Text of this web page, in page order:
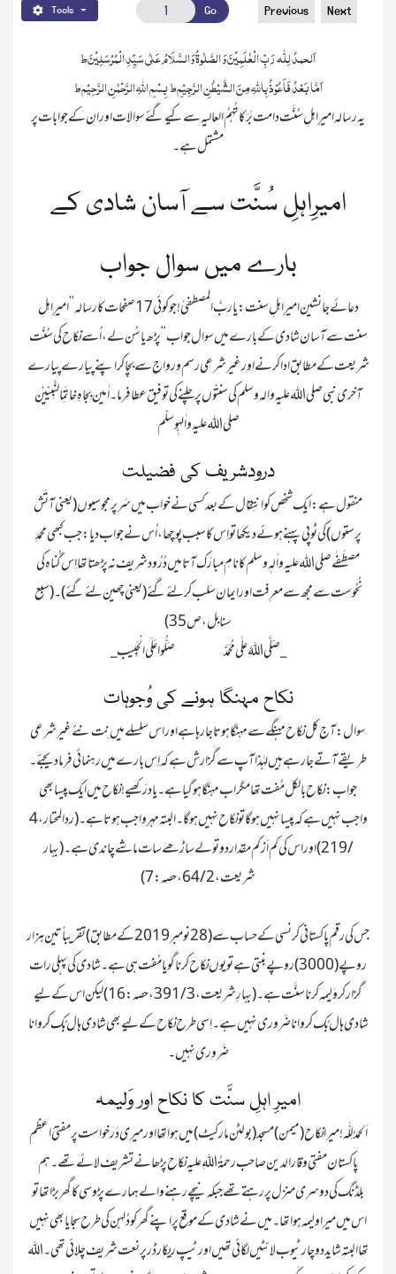
Tools Go Previous Next
اَلحمدُ لِلّٰہ رَبِّ الْعٰلَمِیْنَ وَ الصَّلٰوۃُ وَالسَّلَامُ عَلٰی سَیِّدِ الْمُرْسَلِیْنَ ط
اَمَّا بَعْدُ فَاَعُوْذُ بِاللّٰہِ مِنَ الشَّیْطٰنِ الرَّجِیْمِ ط بِسْمِ اللہِ الرَّحْمٰنِ الرَّ حِیْم ط
یہ رسالہ امیرِ اہلِ سُنَّت دامت بَرَکاتُہمُ العالیہ سے کیے گئے سوالات اور ان کے جوابات پر
امیرِاہلِ سُنَّت سے آسان شادی کے
بارے میں سوال جواب
دعائے جانشین امیرِاہلِ سنت : یاربَّ المصطفیٰ !جوکوئی 17صفحات کا رسالہ’’ امیرِاہلِ
سنت سے آسان شادی کے بارے میں سوال جواب‘‘ پڑھ یاسُن لے ، اُسےنکاح کی سُنّت
شریعت کے مطابق ادا کرنے اورغیرشرعی رسم ورواج سے بچا کر اپنے پیارے پیارے
آخری نبی صلی اللہ علیہ والہ وسلم کی سنتّوں پر چلنے کی توفیق عطافرما ۔ اٰمین بِجاہِ خاتَمِْالنَّبِیّیْن
صلی اللہ علیه واٰلهٖوسلّم
درودشریف کی فضیلت
منقول ہے : ایک شخص کو انتِقال کے بعد کسی نے خواب میں سَر پر مجوسیوں(یعنی آتَش
پرستوں) کی ٹوپی پہنے ہوئے دیکھا تو اِس کا سبب پوچھا ، اُس نے جواب دیا : جب کبھی محمدِ
مصطَفٰے صلی اللہ علیہ واٰلہٖ وسلم کانامِ مبارَک آتا میں دُرُود شریف نہ پڑھتا تھا اِس گُناہ کی
نُحُوست سے مجھ سے معرِفت اور ایمان سَلب کرلئے گئے(یعنی چھین لئے گئے)۔ (سبع
سنابل ، ص35)
صَلُّوا عَلَی الْحَبِیب _
_صَلَّی اللهُ علٰی مُحَمَّد
نکاح مہنگا ہونے کی وُجوہات
سوال : آج کل نکاح مہنگے سے مہنگا ہوتا جا رہا ہے اور اس سلسلے میں نِت نئے غیر شرعی
جواب : نکاح بالکل مُفت تھا مگر اب مہنگا ہو گیا ہے ۔ یاد رَکھیے!نکاح میں ایک پیسا بھی
واجب نہیں ہے کہ پیسا نہیں ہو گا تو نکاح نہیں ہو گا۔ البتہ مہر واجب ہوتا ہے۔ (رد المحتار ، 4
/ 219) اور اس کی کم اَز کم مقدار دو تولے ساڑھے سات ماشے چاندی ہے۔ (بہار
جس کی رقم پاکستانی کرنسی کے حساب سے(28نومبر 2019کے مطابق) تقریباً تین ہزار
روپے (3000) روپے بنتی ہے تو یوں نکاح کرنا گویا مُفت ہی ہے۔ شادی کی پہلی رات
گزار کر وَلیمہ کرنا سنَّت ہے۔ (بہارِ شریعت ، 3 / 391 ، حصہ : 16)لیکن اس کے لیے
شادی ہال بُک کروانا ضَروری نہیں ہے۔ اِسی طرح نکاح کے لیے بھی شادی ہال بُک کروانا
ضَروری نہیں ۔
امیرِ اہلِ سنَّت کا نکاح اور وَلیمہ
اَلحمدُ لِلّٰہ!میرا نکاح (میمن)مسجد (بولٹن مارکیٹ)میں ہوا تھا اور میری دَرخواست پر مفتیٔ اعظم
پاکستان مفتی وقار الدین صاحب رحمۃُ اللہِ علیہ نکاح پڑھانے تشریف لائے تھے ۔ ہم
بلڈنگ کی دوسری منزل پر رہتے تھے جبکہ نیچے رہنے والے ہمارے پڑوسی کا گھر بڑا تھا تو
اس میں میرا ولیمہ ہوا تھا۔ میں نے شادی کے موقع پر اپنے گھر کو دُلہن کی طرح سجایا بھی نہیں
تھا البتہ شاید دو چار ٹیوب لائٹیں لگائی تھیں اور ٹیپ ریکارڈر پر نعت شریف چلائی تھی۔ اللہ